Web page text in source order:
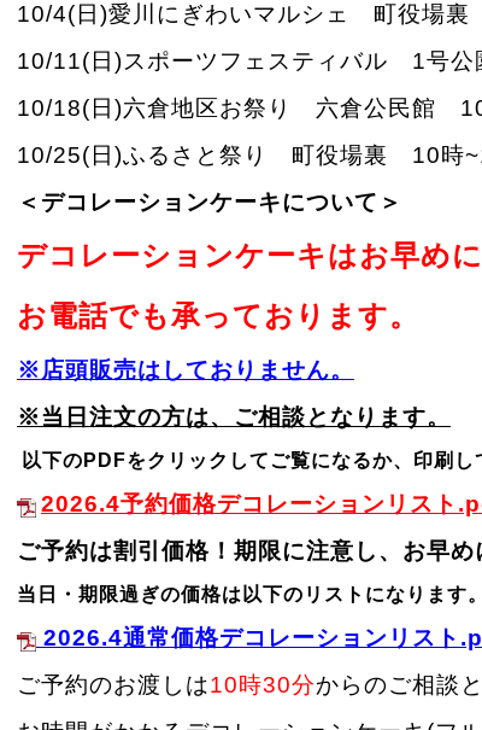
10/4(日)愛川にぎわいマルシェ 町役場
10/11(日)スポーツフェスティバル 1号
10/18(日)六倉地区お祭り 六倉公民館
10/25(日)ふるさと祭り 町役場裏 10時
＜デコレーションケーキについて＞
デコレーションケーキはお早めに
お電話でも承っております。
※店頭販売はしておりません。
※当日注文の方は、ご相談となります。
以下のPDFをクリックしてご覧になるか、印刷し
2026.4予約価格デコレーションリスト
ご予約は割引価格！期限に注意し、お早め
当日・期限過ぎの価格は以下のリストになります。
2026.4通常価格デコレーションリスト
ご予約のお渡しは10時30分からのご相談